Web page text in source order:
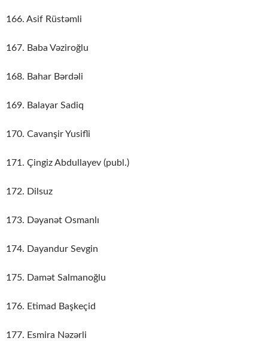
166. Asif Rüstəmli
167. Baba Vəziroğlu
168. Bahar Bərdəli
169. Balayar Sadiq
170. Cavanşir Yusifli
171. Çingiz Abdullayev (publ.)
172. Dilsuz
173. Dəyanət Osmanlı
174. Dayandur Sevgin
175. Damət Salmanoğlu
176. Etimad Başkeçid
177. Esmira Nəzərli